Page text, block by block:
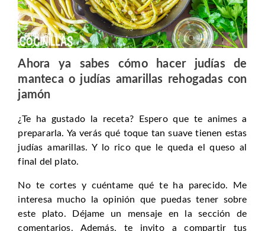
Ahora ya sabes cómo hacer judías de
manteca o judías amarillas rehogadas con
jamón
¿Te ha gustado la receta? Espero que te animes a
prepararla. Ya verás qué toque tan suave tienen estas
judías amarillas. Y lo rico que le queda el queso al
final del plato.
No te cortes y cuéntame qué te ha parecido. Me
interesa mucho la opinión que puedas tener sobre
este plato. Déjame un mensaje en la sección de
comentarios. Además, te invito a compartir tus